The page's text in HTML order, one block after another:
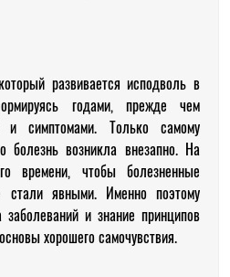
развивается исподволь в
годами, прежде чем
и симптомами. Только самому
болезнь возникла внезапно. На
времени, чтобы болезненные
стали явными. Именно поэтому
и знание принципов
хорошего самочувствия.